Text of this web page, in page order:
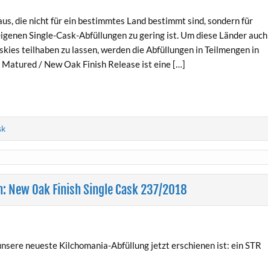
die nicht für ein bestimmtes Land bestimmt sind, sondern für
Single-Cask-Abfüllungen zu gering ist. Um diese Länder auch
teilhaben zu lassen, werden die Abfüllungen in Teilmengen in
/ New Oak Finish Release ist eine […]
Oak Finish Single Cask 237/2018
neueste Kilchomania-Abfüllung jetzt erschienen ist: ein STR